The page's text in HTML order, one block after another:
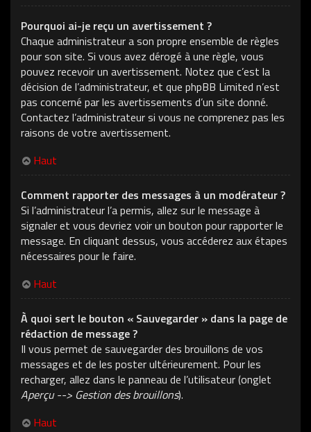
Pourquoi ai-je reçu un avertissement ?
Chaque administrateur a son propre ensemble de règles
pour son site. Si vous avez dérogé à une règle, vous
pouvez recevoir un avertissement. Notez que c’est la
décision de l’administrateur, et que phpBB Limited n’est
pas concerné par les avertissements d’un site donné.
Contactez l’administrateur si vous ne comprenez pas les
raisons de votre avertissement.
Haut
Comment rapporter des messages à un modérateur ?
Si l’administrateur l’a permis, allez sur le message à
signaler et vous devriez voir un bouton pour rapporter le
message. En cliquant dessus, vous accéderez aux étapes
nécessaires pour le faire.
Haut
À quoi sert le bouton « Sauvegarder » dans la page de
rédaction de message ?
Il vous permet de sauvegarder des brouillons de vos
messages et de les poster ultérieurement. Pour les
recharger, allez dans le panneau de l’utilisateur (onglet
Aperçu --> Gestion des brouillons).
Haut